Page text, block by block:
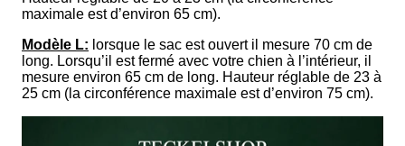
maximale est d’environ 65 cm).
Modèle L: lorsque le sac est ouvert il mesure 70 cm de
long. Lorsqu’il est fermé avec votre chien à l’intérieur, il
mesure environ 65 cm de long. Hauteur réglable de 23 à
25 cm (la circonférence maximale est d’environ 75 cm).